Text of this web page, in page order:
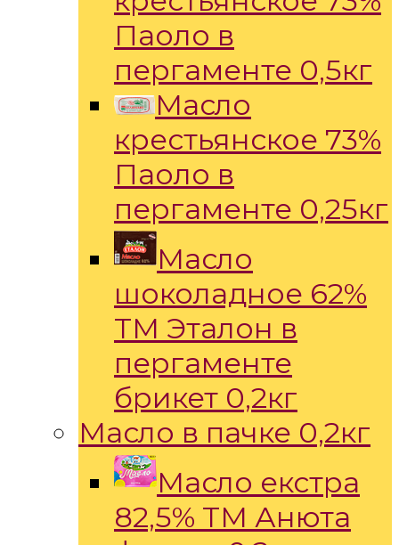
Паоло в
пергаменте 0,5кг
Масло
крестьянское 73%
Паоло в
пергаменте 0,25кг
Масло
шоколадное 62%
ТМ Эталон в
пергаменте
брикет 0,2кг
Масло в пачке 0,2кг
Масло екстра
82,5% ТМ Анюта